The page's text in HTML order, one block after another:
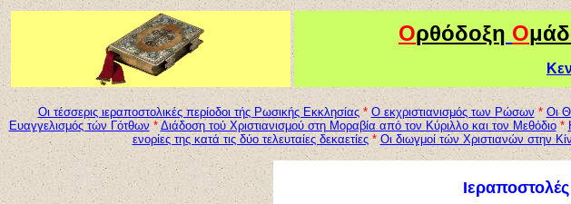
Ορθόδοξη Ο
Οι τέσσερις ιεραποστολικές περίοδοι τής Ρωσικής Εκκλησίας* Ο εκχριστιανισμός των Ρώσων* Οι
Ευαγγελισμός τών Γότθων * Διάδοση τού Χριστιανισμού στη Μοραβία από τον Κύριλλο και τον Μεθόδιο*
ενορίες της κατά τις δύο τελευταίες δεκαετίες*Οι διωγμοί τών Χριστιανών στην